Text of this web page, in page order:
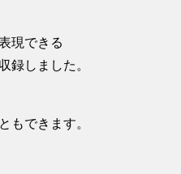
現できる
録しました。
もできます。